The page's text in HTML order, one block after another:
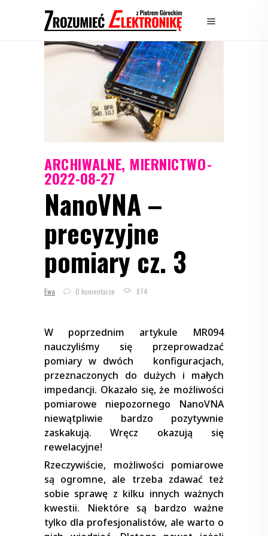
ARCHIWALNE, MIERNICTWO
2022-08-27
NanoVNA –
precyzyjne
pomiary cz. 3
Ewa 0 komentarze 874
W poprzednim artykule MR094
nauczyliśmy się przeprowadzać
pomiary w dwóch konfiguracjach,
przeznaczonych do dużych i małych
impedancji. Okazało się, że możliwości
pomiarowe niepozornego NanoVNA
niewątpliwie bardzo pozytywnie
zaskakują. Wręcz okazują się
rewelacyjne!
Rzeczywiście, możliwości pomiarowe
są ogromne, ale trzeba zdawać też
sobie sprawę z kilku innych ważnych
kwestii. Niektóre są bardzo ważne
tylko dla profesjonalistów, ale warto o